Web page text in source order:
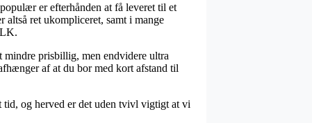
er efterhånden at få leveret til et
altså ret ukompliceret, samt i mange
prisbillig, men endvidere ultra
af at du bor med kort afstand til
og herved er det uden tvivl vigtigt at vi